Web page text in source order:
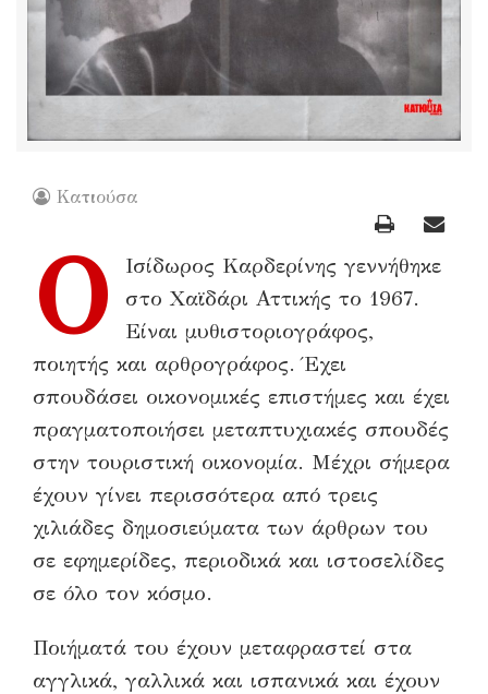
Κατιούσα
Ο
Ισίδωρος Καρδερίνης γεννήθηκε
στο Χαϊδάρι Αττικής το 1967.
Είναι μυθιστοριογράφος,
ποιητής και αρθρογράφος. Έχει
σπουδάσει οικονομικές επιστήμες και έχει
πραγματοποιήσει μεταπτυχιακές σπουδές
στην τουριστική οικονομία. Μέχρι σήμερα
έχουν γίνει περισσότερα από τρεις
χιλιάδες δημοσιεύματα των άρθρων του
σε εφημερίδες, περιοδικά και ιστοσελίδες
σε όλο τον κόσμο.
Ποιήματά του έχουν μεταφραστεί στα
αγγλικά, γαλλικά και ισπανικά και έχουν